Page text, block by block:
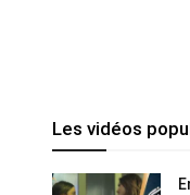
Les vidéos